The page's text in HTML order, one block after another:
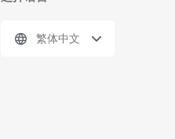
繁体中文